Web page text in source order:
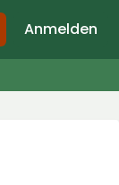
Anmelden